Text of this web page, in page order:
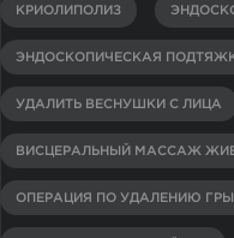
КРИОЛИПОЛИЗ
ЭНДОСКОПИЧЕСКАЯ
УДАЛИТЬ ВЕСНУШКИ С ЛИЦА
ВИСЦЕРАЛЬНЫЙ МАССАЖ
ОПЕРАЦИЯ ПО УДАЛЕНИЮ